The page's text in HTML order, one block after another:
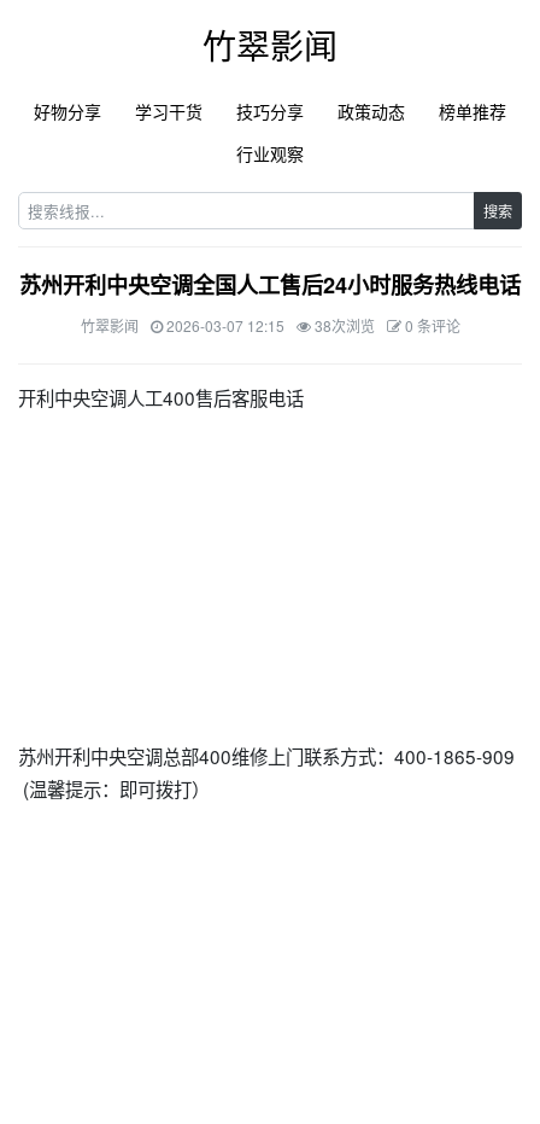
竹翠影闻
好物分享 学习干货 技巧分享 政策动态
榜单推荐
行业观察
搜索
苏州开利中央空调全国人工售后24小时服务热线电话
竹翠影闻 2026-03-07 12:15 38次浏览 0 条评论
开利中央空调人工400售后客服电话
苏州开利中央空调总部400维修上门联系方式：400-1865-909
(温馨提示：即可拨打）